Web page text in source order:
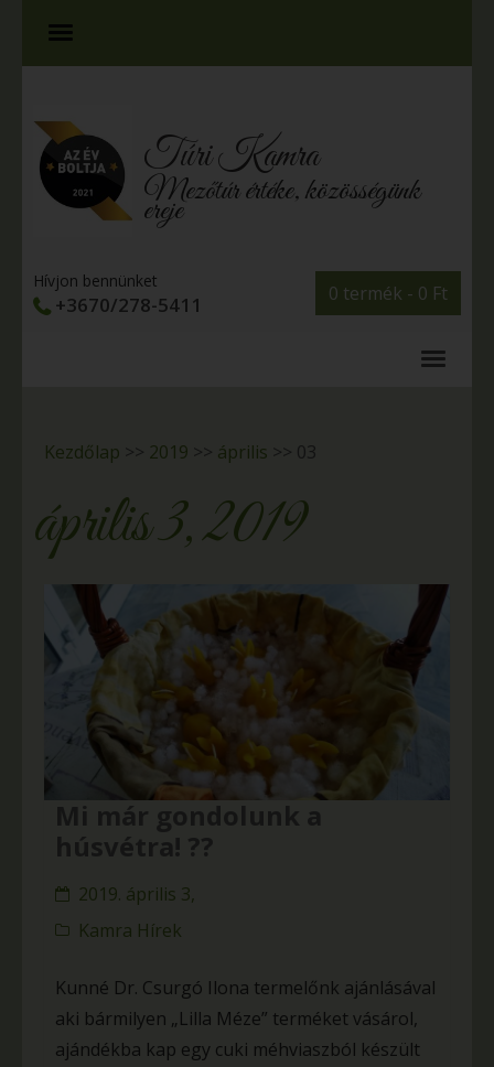
Túri Kamra
Mezőtúr értéke, közösségünk
ereje
0 termék - 0 Ft
Hívjon bennünket
+3670/278-5411
Kezdőlap >> 2019 >> április >> 03
április 3, 2019
2019. április 3,
Kamra Hírek
Kunné Dr. Csurgó Ilona termelőnk ajánlásával
aki bármilyen „Lilla Méze” terméket vásárol,
ajándékba kap egy cuki méhviaszból készült